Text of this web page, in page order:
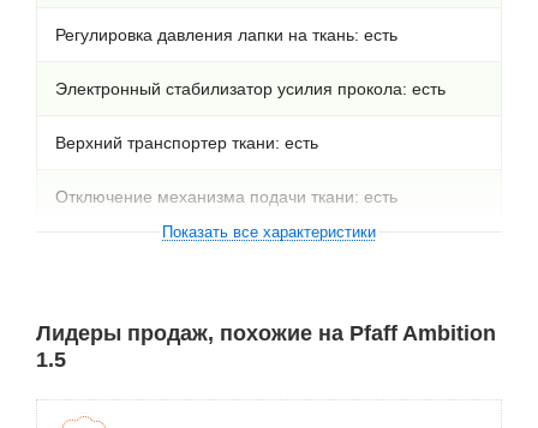
Регулировка давления лапки на ткань: есть
Электронный стабилизатор усилия прокола: есть
Верхний транспортер ткани: есть
Отключение механизма подачи ткани: есть
Освещение: есть
Максимальная ширина строчки: 7 мм
Показать все характеристики
Лидеры продаж, похожие на Pfaff Ambition
1.5